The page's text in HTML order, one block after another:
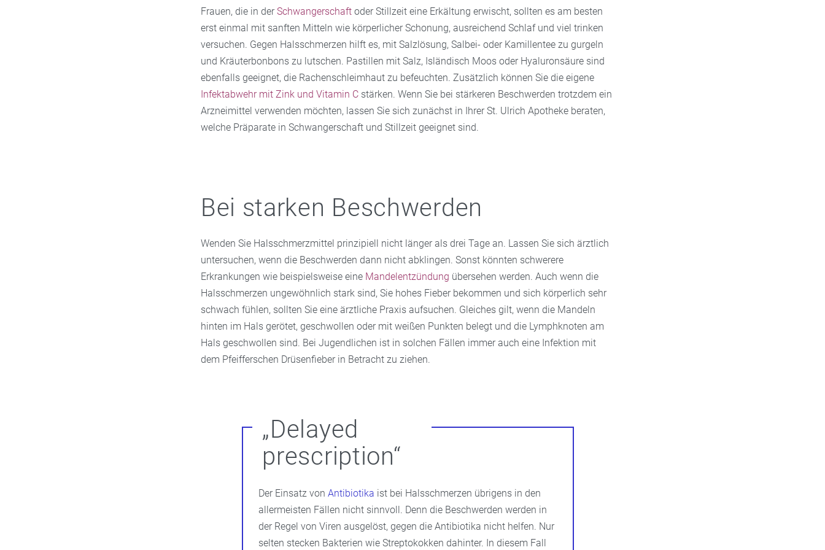
Frauen, die in der Schwangerschaftoder Stillzeit eine Erkältung erwischt, sollten es am besten
erst einmal mit sanften Mitteln wie körperlicher Schonung, ausreichend Schlaf und viel trinken
versuchen. Gegen Halsschmerzen hilft es, mit Salzlösung, Salbei- oder Kamillentee zu gurgeln
und Kräuterbonbons zu lutschen. Pastillen mit Salz, Isländisch Moos oder Hyaluronsäure sind
ebenfalls geeignet, die Rachenschleimhaut zu befeuchten. Zusätzlich können Sie die eigene
Infektabwehr mit Zink und Vitamin Cstärken. Wenn Sie bei stärkeren Beschwerden trotzdem ein
Arzneimittel verwenden möchten, lassen Sie sich zunächst in Ihrer St. Ulrich Apotheke beraten,
welche Präparate in Schwangerschaft und Stillzeit geeignet sind.
Bei starken Beschwerden
Wenden Sie Halsschmerzmittel prinzipiell nicht länger als drei Tage an. Lassen Sie sich ärztlich
untersuchen, wenn die Beschwerden dann nicht abklingen. Sonst könnten schwerere
Erkrankungen wie beispielsweise eine Mandelentzündung übersehen werden. Auch wenn die
Halsschmerzen ungewöhnlich stark sind, Sie hohes Fieber bekommen und sich körperlich sehr
schwach fühlen, sollten Sie eine ärztliche Praxis aufsuchen. Gleiches gilt, wenn die Mandeln
hinten im Hals gerötet, geschwollen oder mit weißen Punkten belegt und die Lymphknoten am
Hals geschwollen sind. Bei Jugendlichen ist in solchen Fällen immer auch eine Infektion mit
dem Pfeifferschen Drüsenfieber in Betracht zu ziehen.
„Delayed
prescription“
Der Einsatz vonAntibiotika ist bei Halsschmerzen übrigens in den
allermeisten Fällen nicht sinnvoll. Denn die Beschwerden werden in
der Regel von Viren ausgelöst, gegen die Antibiotika nicht helfen. Nur
selten stecken Bakterien wie Streptokokken dahinter. In diesem Fall